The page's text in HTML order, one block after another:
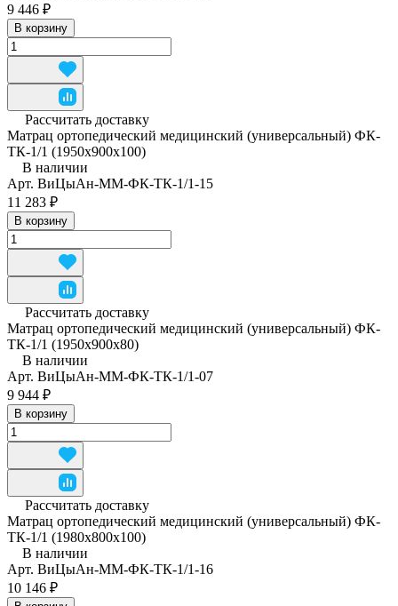
9 446 ₽
В корзину
Рассчитать доставку
Матрац ортопедический медицинский (универсальный) ФК-
ТК-1/1 (1950x900x100)
В наличии
Арт. ВиЦыАн-ММ-ФК-ТК-1/1-15
11 283 ₽
В корзину
Рассчитать доставку
Матрац ортопедический медицинский (универсальный) ФК-
ТК-1/1 (1950x900x80)
В наличии
Арт. ВиЦыАн-ММ-ФК-ТК-1/1-07
9 944 ₽
В корзину
Рассчитать доставку
Матрац ортопедический медицинский (универсальный) ФК-
ТК-1/1 (1980x800x100)
В наличии
Арт. ВиЦыАн-ММ-ФК-ТК-1/1-16
10 146 ₽